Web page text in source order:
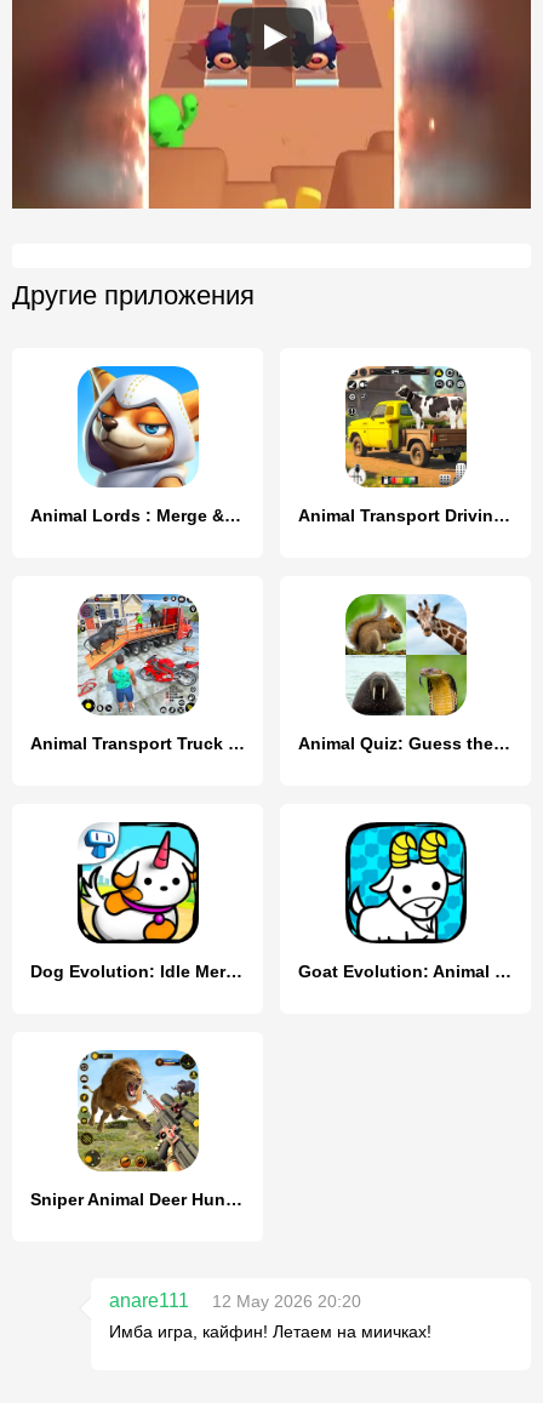
Другие приложения
Animal Lords : Merge & Rumble Animal Transport Driving Games
Animal Transport Truck Game 3D Animal Quiz: Guess the Animal
Dog Evolution: Idle Merge Game Goat Evolution: Animal Merge
Sniper Animal Deer Hunter Game
anare111
12 May 2026 20:20
Имба игра, кайфин! Летаем на миичках!